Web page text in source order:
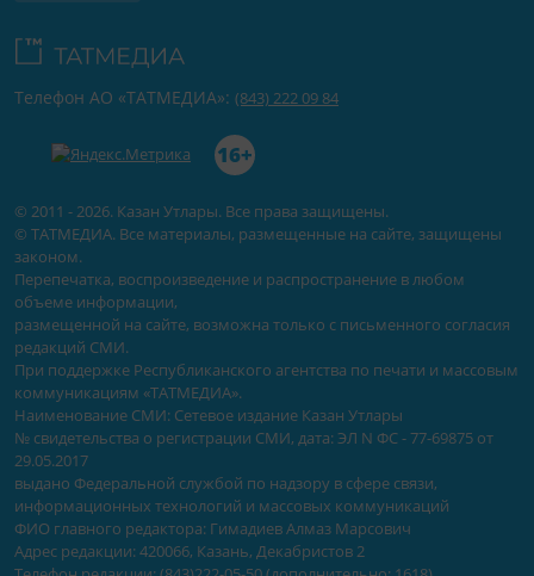
© 2011 - 2026. Казан Утлары. Все права защищены.
© ТАТМЕДИА. Все материалы, размещенные на сайте, защищены
законом.
Перепечатка, воспроизведение и распространение в любом
объеме информации,
размещенной на сайте, возможна только с письменного согласия
редакций СМИ.
При поддержке Республиканского агентства по печати и массовым
коммуникациям «ТАТМЕДИА».
Наименование СМИ: Сетевое издание Казан Утлары
№ свидетельства о регистрации СМИ, дата: ЭЛ N ФС - 77-69875 от
29.05.2017
выдано Федеральной службой по надзору в сфере связи,
информационных технологий и массовых коммуникаций
ФИО главного редактора: Гимадиев Алмаз Марсович
Адрес редакции: 420066, Казань, Декабристов 2
Телефон АО «ТАТМЕДИА»: (843) 222 09 84
16+